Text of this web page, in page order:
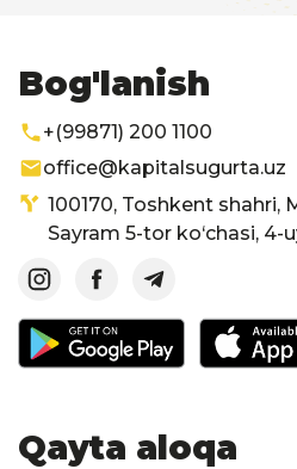
Bog'lanish
+(99871) 200 1100
office@kapitalsugurta.uz
100170, Toshkent shahri,
Sayram 5-tor ko‘chasi, 4-
Qayta aloqa